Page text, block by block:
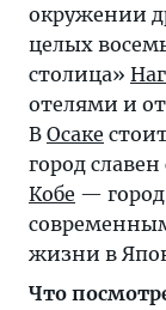
окружении
целых
столица»
отелями и
В Осаке
город
Кобе —
жизни в
Что